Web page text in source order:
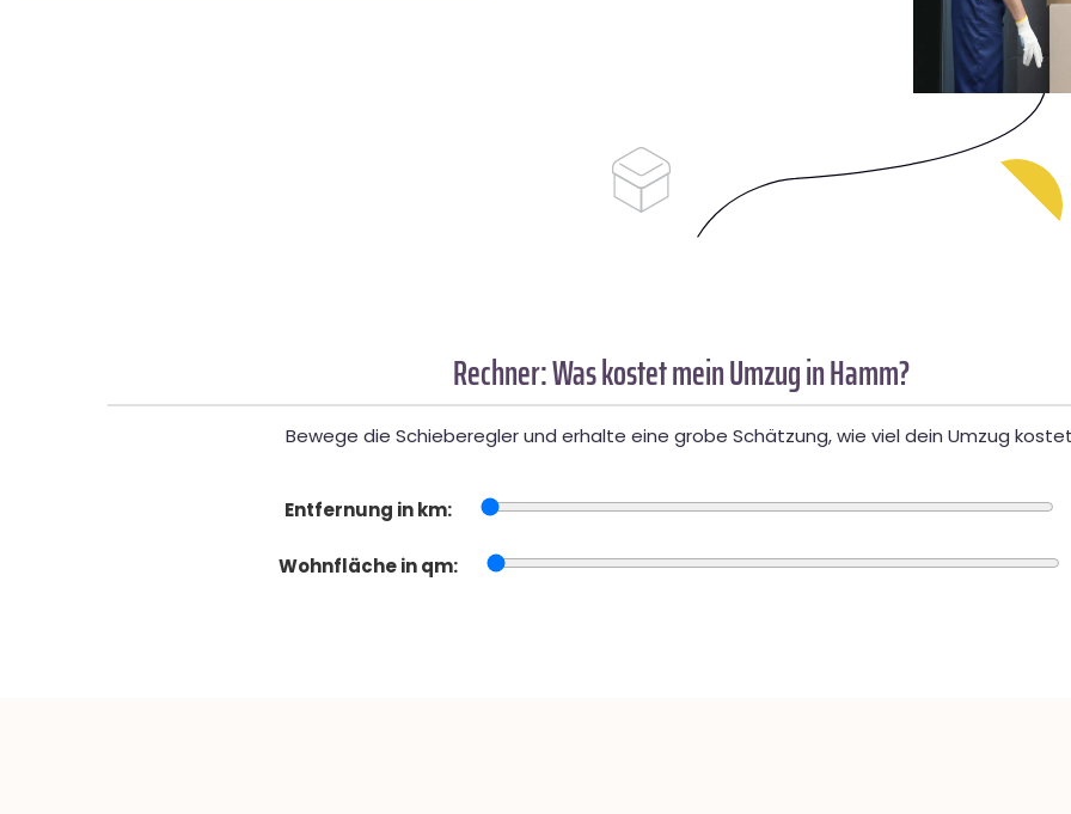
Rechner: Was kostet mein Umzug in Hamm?
Bewege die Schieberegler und erhalte eine grobe Schätzung, wie viel dein Umzug
Entfernung in km:
Wohnfläche in qm: